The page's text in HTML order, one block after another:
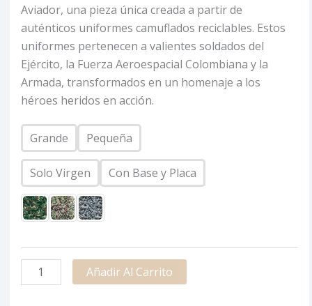
Aviador, una pieza única creada a partir de
auténticos uniformes camuflados reciclables. Estos
uniformes pertenecen a valientes soldados del
Ejército, la Fuerza Aeroespacial Colombiana y la
Armada, transformados en un homenaje a los
héroes heridos en acción.
Grande Pequeña
Solo Virgen Con Base y Placa
Añadir Al Carrito